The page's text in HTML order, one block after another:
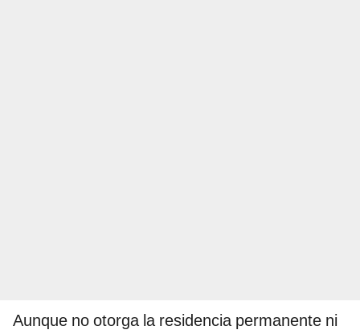
Aunque no otorga la residencia permanente ni